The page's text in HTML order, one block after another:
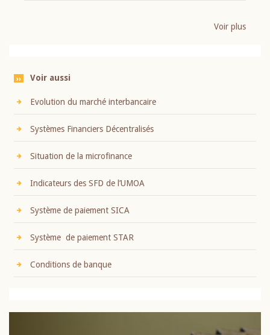
Voir plus
Voir aussi
Evolution du marché interbancaire
Systèmes Financiers Décentralisés
Situation de la microfinance
Indicateurs des SFD de l’UMOA
Système de paiement SICA
Système de paiement STAR
Conditions de banque